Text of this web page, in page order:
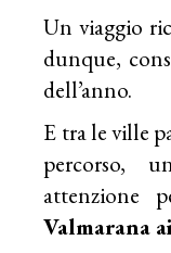
Un viaggio
dunque,
dell’anno.
E tra le ville
percorso,
attenzione
Valmarana